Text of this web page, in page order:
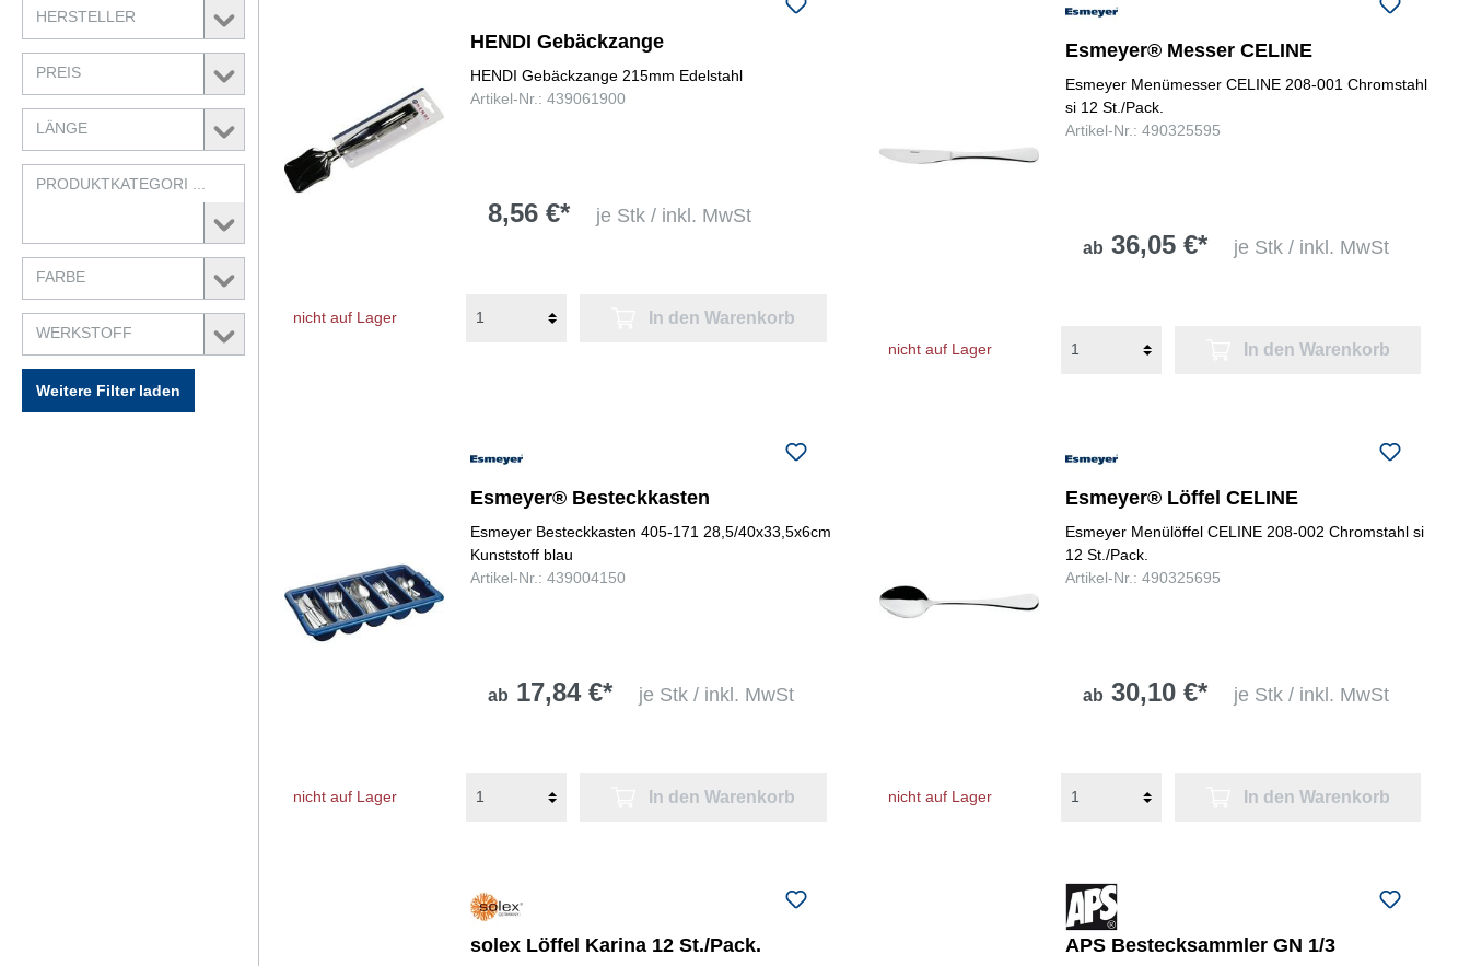
folgenden Nummer bei uns:
0731 977197-0
HERSTELLER
PREIS
LÄNGE
FARBE
WERKSTOFF
Weitere Filter laden
HENDI Gebäckzange
HENDI Gebäckzange 215mm Edelstahl
Artikel-Nr.: 439061900
8,56 €* je Stk / inkl. MwSt
nicht auf Lager In den Warenkorb
Esmeyer® Messer CELINE
Esmeyer Menümesser CELINE 208-001 Chromstahl
si 12 St./Pack.
Artikel-Nr.: 490325595
ab 36,05 €* je Stk / inkl. MwSt
nicht auf Lager In den Warenkorb
Esmeyer® Besteckkasten
Esmeyer Besteckkasten 405-171 28,5/40x33,5x6cm
Kunststoff blau
Artikel-Nr.: 439004150
ab 17,84 €* je Stk / inkl. MwSt
nicht auf Lager In den Warenkorb
Esmeyer® Löffel CELINE
Esmeyer Menülöffel CELINE 208-002 Chromstahl si
12 St./Pack.
Artikel-Nr.: 490325695
ab 30,10 €* je Stk / inkl. MwSt
nicht auf Lager In den Warenkorb
solex Löffel Karina 12 St./Pack. APS Bestecksammler GN 1/3